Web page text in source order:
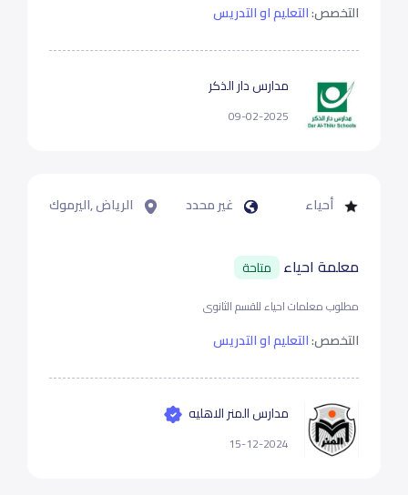
التخصص:التعليم او التدريس
مدارس دار الذكر
09-02-2025
أحياء غير محدد الرياض ,اليرموك
معلمة احياء متاحة
مطلوب معلمات احياء للقسم الثانوى
التخصص:التعليم او التدريس
مدارس المنر الاهليه
15-12-2024